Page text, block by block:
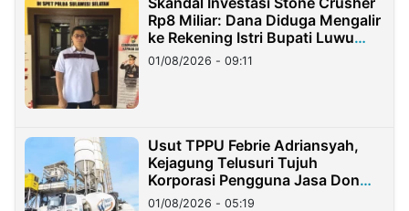
Rp8 Miliar: Dana Diduga Mengalir
ke Rekening Istri Bupati Luwu
Timur
01/08/2026 - 09:11
Usut TPPU Febrie Adriansyah,
Kejagung Telusuri Tujuh
Korporasi Pengguna Jasa Don
Ritto
01/08/2026 - 05:19